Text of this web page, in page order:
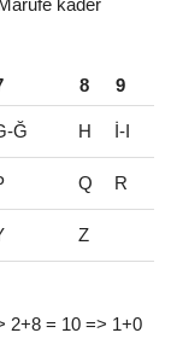
kader
8 9
Ğ H İ-I
Q R
Z
2+8 = 10 => 1+0